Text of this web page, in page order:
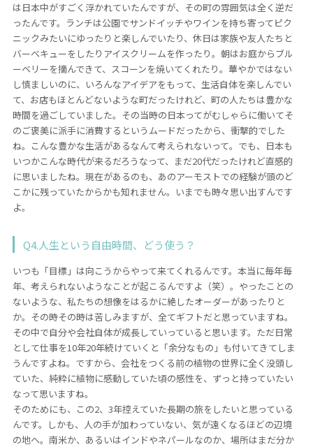
は日本中がすごく浮かれていたんですが、その町の雰囲気は全く逆だ
ったんです。ランチは公園でサンドイッチやワインを持ち寄ってピク
ニックみたいにゆったりと楽しんでいたり、休日は家族や友人たちと
バーベキューをしたりアイスクリームを作ったり。朝はお庭からブル
ーベリーを摘んできて、スコーンを焼いてくれたり。華やかではない
し慎ましいのに、いろんなアイデアをもって、生活自体を楽しんでい
て、お店もほとんどないような町だったけれど、町の人たちは豊かな
時間を過ごしていました。その当時の日本ってがむしゃらに働いてそ
のご褒美に派手に消費するというムードだったから、衝撃的でした
ね。こんな豊かな生活があるなんて考えられないって。でも、日本も
いつかこんな時代が来るだろうなって、まだ20代だったけれど直感的
に思いましたね。現在があるのも、あのアーモストでの経験が頭のど
こかに残っていたからかも知れません。いまでも時々思い出すんです
よ。
Q4.人生という自由時間、どう使う？
いつも「目標」は向こうからやって来てくれるんです。本当に毎年毎
年、考えられないようなことが起こるんですよ（笑）。やったことの
ないような、私たちの想像をはるかに絶したオーダーがあったりと
か。その時その時は苦しみますが、全てギフトだと思っていますね。
その中で自分や会社自体が成長していっていると思います。ただ日常
として仕事を10年20年続けていくと「余分なもの」も付いてきてしま
うんですよね。ですから、会社をつくる前の植物の世界に全く没頭し
ていた、純粋に植物に感動していた頃の感性を、ずっと持っていたい
なって思いますね。
そのためにも、この2、3年控えていた長期の旅をしたいと思っている
んです。しかも、人の手が加わっていない、気が遠くなるほどの辺境
の地へ。南米か、あるいはインドやネパールなのか、場所はまだ分か